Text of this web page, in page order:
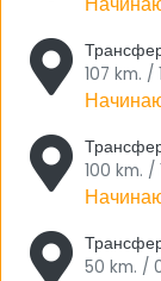
сроки с
вас.
Анталия,
Что касается
иностранными
в число
107 km. /
100 km. /
50 km. /